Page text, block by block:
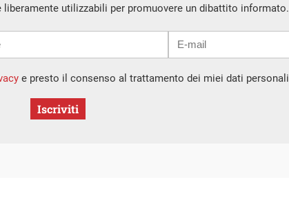
liberamente utilizzabili per promuovere un dibattito informato.
e presto il consenso al trattamento dei miei dati personali
Iscriviti